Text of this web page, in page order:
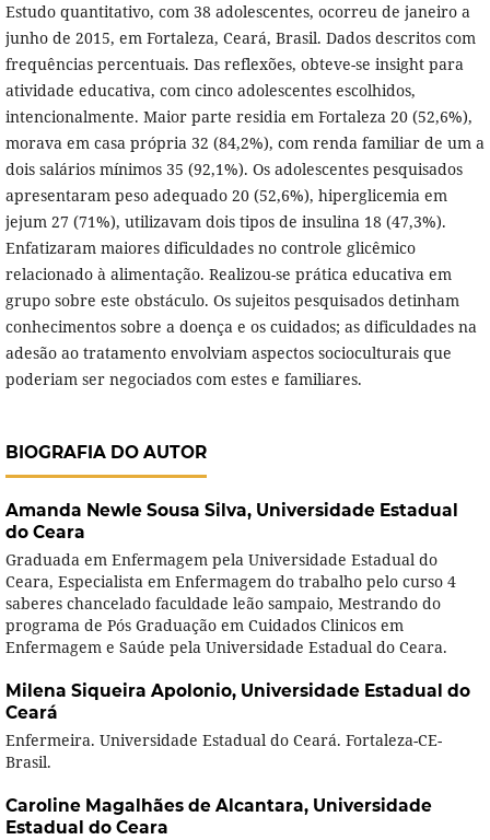
Estudo quantitativo, com 38 adolescentes, ocorreu de janeiro a
junho de 2015, em Fortaleza, Ceará, Brasil. Dados descritos com
frequências percentuais. Das reflexões, obteve-se insight para
atividade educativa, com cinco adolescentes escolhidos,
intencionalmente. Maior parte residia em Fortaleza 20 (52,6%),
morava em casa própria 32 (84,2%), com renda familiar de um a
dois salários mínimos 35 (92,1%). Os adolescentes pesquisados
apresentaram peso adequado 20 (52,6%), hiperglicemia em
jejum 27 (71%), utilizavam dois tipos de insulina 18 (47,3%).
Enfatizaram maiores dificuldades no controle glicêmico
relacionado à alimentação. Realizou-se prática educativa em
grupo sobre este obstáculo. Os sujeitos pesquisados detinham
conhecimentos sobre a doença e os cuidados; as dificuldades na
adesão ao tratamento envolviam aspectos socioculturais que
poderiam ser negociados com estes e familiares.
BIOGRAFIA DO AUTOR
Amanda Newle Sousa Silva, Universidade Estadual
do Ceara
Graduada em Enfermagem pela Universidade Estadual do
Ceara, Especialista em Enfermagem do trabalho pelo curso 4
saberes chancelado faculdade leão sampaio, Mestrando do
programa de Pós Graduação em Cuidados Clinicos em
Enfermagem e Saúde pela Universidade Estadual do Ceara.
Milena Siqueira Apolonio, Universidade Estadual do
Ceará
Enfermeira. Universidade Estadual do Ceará. Fortaleza-CE-
Brasil.
Caroline Magalhães de Alcantara, Universidade
Estadual do Ceara